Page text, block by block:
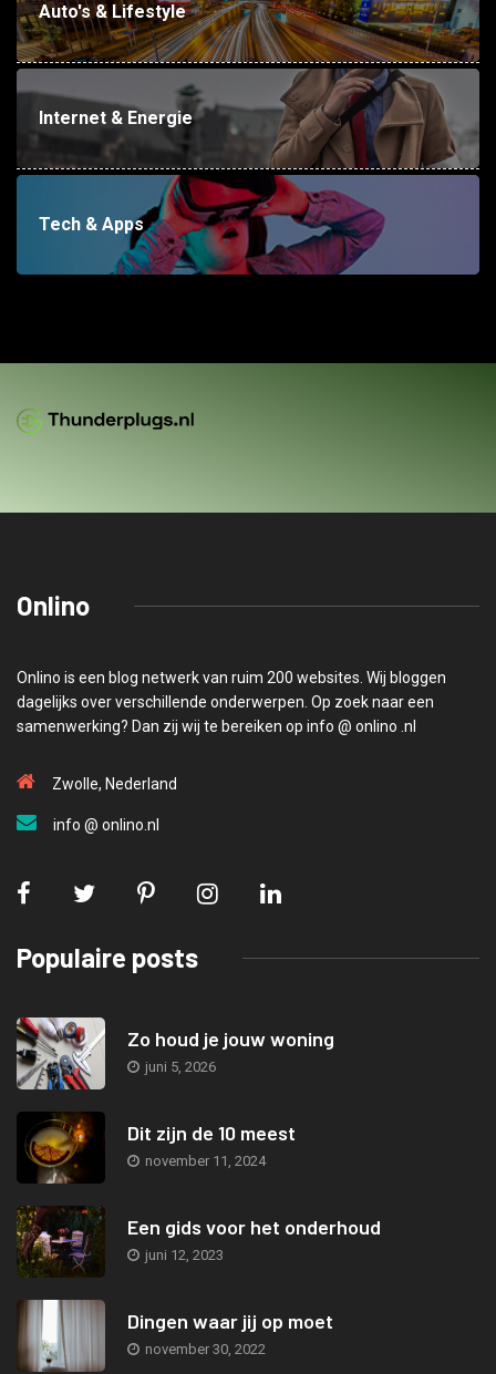
Auto's & Lifestyle
Internet & Energie
Tech & Apps
Onlino
Onlino is een blog netwerk van ruim 200 websites. Wij bloggen
dagelijks over verschillende onderwerpen. Op zoek naar een
samenwerking? Dan zij wij te bereiken op info @ onlino .nl
Zwolle, Nederland
info @ onlino.nl
Populaire posts
Zo houd je jouw woning
juni 5, 2026
Dit zijn de 10 meest
november 11, 2024
Een gids voor het onderhoud
juni 12, 2023
Dingen waar jij op moet
november 30, 2022